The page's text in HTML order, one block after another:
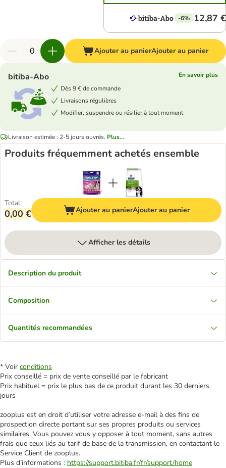
-6% 12,87 €
Ajouter au panierAjouter au panier
bitiba-Abo
En savoir plus
Dès 9 € de commande
Livraisons régulières
Modifier, suspendre ou résilier à tout moment
Livraison estimée : 2-5 jours ouvrés. Plus...
Produits fréquemment achetés ensemble
Total
0,00 € Ajouter au panierAjouter au panier
Afficher les détails
Description du produit
Composition
Quantités recommandées
* Voir conditions
Prix conseillé = prix de vente conseillé par le fabricant
Prix habituel = prix le plus bas de ce produit durant les 30 derniers
jours
zooplus est en droit d’utiliser votre adresse e‑mail à des fins de
prospection directe portant sur ses propres produits ou services
similaires. Vous pouvez vous y opposer à tout moment, sans autres
frais que ceux liés au tarif de base de la transmission, en contactant le
Service Client de zooplus.
Plus d’informations : https://support.bitiba.fr/fr/support/home